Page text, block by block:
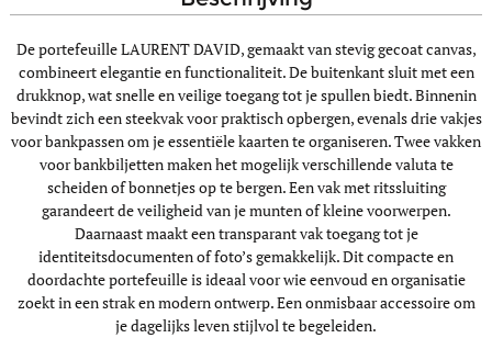
De portefeuille LAURENT DAVID, gemaakt van stevig gecoat canvas,
combineert elegantie en functionaliteit. De buitenkant sluit met een
drukknop, wat snelle en veilige toegang tot je spullen biedt. Binnenin
bevindt zich een steekvak voor praktisch opbergen, evenals drie vakjes
voor bankpassen om je essentiële kaarten te organiseren. Twee vakken
voor bankbiljetten maken het mogelijk verschillende valuta te
scheiden of bonnetjes op te bergen. Een vak met ritssluiting
garandeert de veiligheid van je munten of kleine voorwerpen.
Daarnaast maakt een transparant vak toegang tot je
identiteitsdocumenten of foto’s gemakkelijk. Dit compacte en
doordachte portefeuille is ideaal voor wie eenvoud en organisatie
zoekt in een strak en modern ontwerp. Een onmisbaar accessoire om
je dagelijks leven stijlvol te begeleiden.